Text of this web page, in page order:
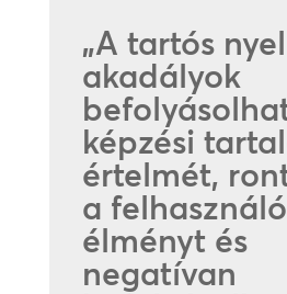
„A tartós
akadályok
képzési
értelmét,
a
élményt és
negatívan